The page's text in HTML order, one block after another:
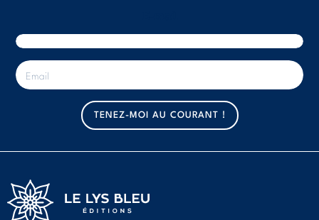
E
-
m
TENEZ-MOI AU COURANT !